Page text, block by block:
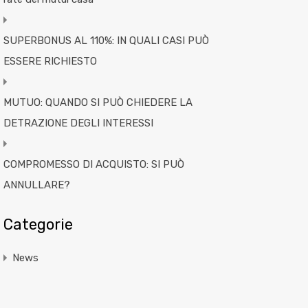
SUPERBONUS AL 110%: IN QUALI CASI PUÒ
ESSERE RICHIESTO
MUTUO: QUANDO SI PUÒ CHIEDERE LA
DETRAZIONE DEGLI INTERESSI
COMPROMESSO DI ACQUISTO: SI PUÒ
ANNULLARE?
Categorie
News